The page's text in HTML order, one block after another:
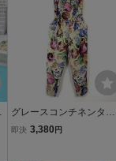
グレースコンチネンタル
サロペット アンティーク
即決 3,380 円